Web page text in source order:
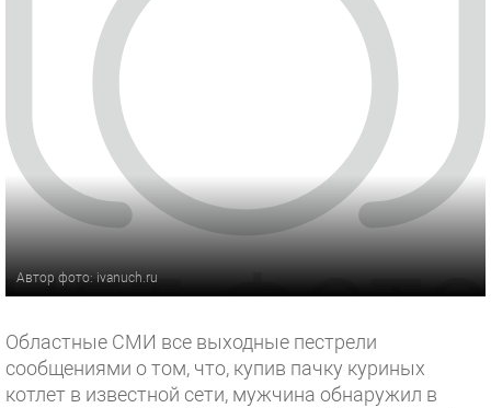
Автор фото: ivanuch.ru
Областные СМИ все выходные пестрели
сообщениями о том, что, купив пачку куриных
котлет в известной сети, мужчина обнаружил в